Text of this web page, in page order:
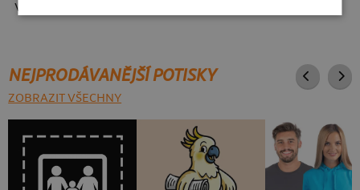
V pressu
NEJPRODÁVANĚJŠÍ POTISKY
ZOBRAZIT VŠECHNY